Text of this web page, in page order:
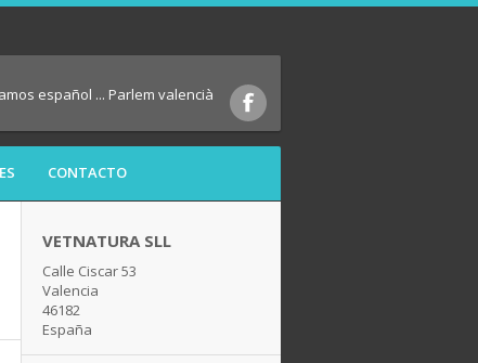
CONTACTO
español ... Parlem valencià
VETNATURA SLL
Calle Ciscar 53
Valencia
46182
España